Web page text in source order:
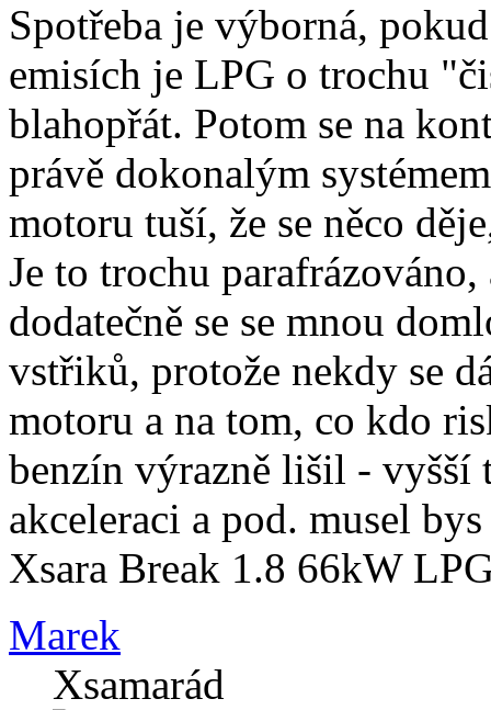
Spotřeba je výborná,
emisích je LPG o trochu
blahopřát. Potom se na
právě dokonalým
motoru tuší, že se něco
Je to trochu
dodatečně se se mnou
vstřiků, protože nekdy se
motoru a na tom, co kdo
benzín výrazně lišil - vyšší
akceleraci a pod. musel
Xsara Break 1.8 66kW
Marek
Xsamarád